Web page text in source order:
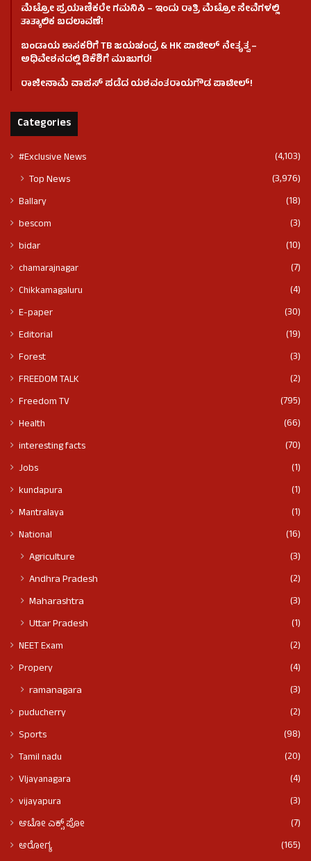
ಮೆಟ್ರೋ ಪ್ರಯಾಣಿಕರೇ ಗಮನಿಸಿ – ಇಂದು ರಾತ್ರಿ ಮೆಟ್ರೋ ಸೇವೆಗಳಲ್ಲಿ
ತಾತ್ಕಾಲಿಕ ಬದಲಾವಣೆ!
ಬಂಡಾಯ ಶಾಸಕರಿಗೆ TB ಜಯಚಂದ್ರ & HK ಪಾಟೀಲ್ ನೇತೃತ್ವ –
ಅಧಿವೇಶನದಲ್ಲಿ ಡಿಕೆಶಿಗೆ ಮುಜುಗರ!
ರಾಜೀನಾಮೆ ವಾಪಸ್ ಪಡೆದ ಯಶವಂತರಾಯಗೌಡ ಪಾಟೀಲ್‌!
Categories
#Exclusive News (4,103)
Top News (3,976)
Ballary
(18)
bescom
(3)
bidar
(10)
chamarajnagar
(7)
Chikkamagaluru
(4)
E-paper
(30)
Editorial
(19)
Forest
(3)
FREEDOM TALK
(2)
Freedom TV
(795)
Health
(66)
interesting facts
(70)
Jobs
(1)
kundapura
(1)
Mantralaya
(1)
National
(16)
Agriculture
(3)
Andhra Pradesh
(2)
Maharashtra
(3)
Uttar Pradesh
(1)
NEET Exam
(2)
Propery
(4)
ramanagara (3)
puducherry
(2)
Sports
(98)
Tamil nadu
(20)
VIjayanagara
(4)
vijayapura
(3)
ಆಟೋ ಎಕ್ಸ್ ಪೋ
(7)
ಆರೋಗ್ಯ
(165)